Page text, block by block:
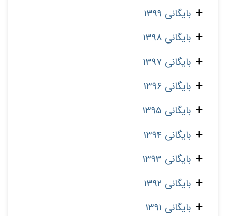
بایگانی 1399
بایگانی 1398
بایگانی 1397
بایگانی 1396
بایگانی 1395
بایگانی 1394
بایگانی 1393
بایگانی 1392
بایگانی 1391